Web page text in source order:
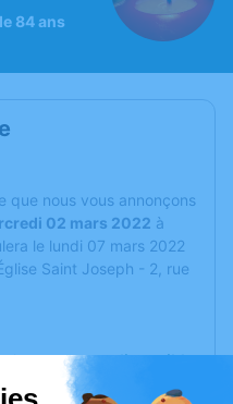
84 ans
que nous vous annonçons
02 mars 2022 à
le lundi 07 mars 2022
Saint Joseph - 2, rue
hommage estdisponible